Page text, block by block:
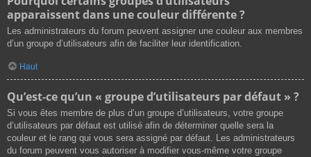
apparaissent dans une couleur différente ?
Les administrateurs du forum peuvent assigner une couleur aux membres
d’un groupe d’utilisateurs afin de faciliter leur identification.
Haut
Qu’est-ce qu’un « groupe d’utilisateurs par défaut » ?
Si vous êtes membre de plus d’un groupe d’utilisateurs, votre groupe
d’utilisateurs par défaut est utilisé afin de déterminer quelle sera la
couleur et le rang qui vous sera assigné par défaut. Les administrateurs
du forum peuvent vous autoriser à modifier vous-même votre groupe